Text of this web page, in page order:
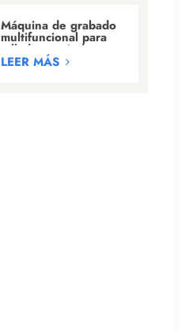
Máquina de grabado
multifuncional para
tallado en piedra y
grabado de letras
LEER MÁS